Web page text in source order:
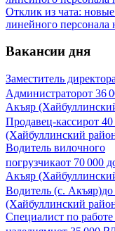
Отклик из чата:
линейного персонала
Вакансии дня
Заместитель
Администраторот 36
Акъяр
Продавец-кассирот 40
(Хайбуллинский
Водитель вилочного
погрузчикаот 70 000
Акъяр
Водитель (с. Акъяр)до
(Хайбуллинский
Специалист по